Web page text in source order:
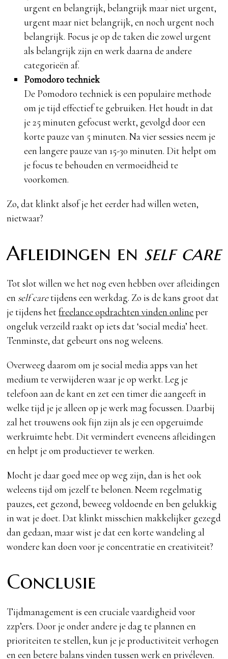
urgent en belangrijk, belangrijk maar niet urgent,
urgent maar niet belangrijk, en noch urgent noch
belangrijk. Focus je op de taken die zowel urgent
als belangrijk zijn en werk daarna de andere
categorieën af.
Pomodoro techniek
De Pomodoro techniek is een populaire methode
om je tijd effectief te gebruiken. Het houdt in dat
je 25 minuten gefocust werkt, gevolgd door een
korte pauze van 5 minuten. Na vier sessies neem je
een langere pauze van 15-30 minuten. Dit helpt om
je focus te behouden en vermoeidheid te
voorkomen.
Zo, dat klinkt alsof je het eerder had willen weten,
nietwaar?
Afleidingen en self care
Tot slot willen we het nog even hebben over afleidingen
en self caretijdens een werkdag. Zo is de kans groot dat
je tijdens hetfreelance opdrachten vinden onlineper
ongeluk verzeild raakt op iets dat ‘social media’ heet.
Tenminste, dat gebeurt ons nog weleens.
Overweeg daarom om je social media apps van het
medium te verwijderen waar je op werkt. Leg je
telefoon aan de kant en zet een timer die aangeeft in
welke tijd je je alleen op je werk mag focussen. Daarbij
zal het trouwens ook fijn zijn als je een opgeruimde
werkruimte hebt. Dit vermindert eveneens afleidingen
en helpt je om productiever te werken.
Mocht je daar goed mee op weg zijn, dan is het ook
weleens tijd om jezelf te belonen. Neem regelmatig
pauzes, eet gezond, beweeg voldoende en ben gelukkig
in wat je doet. Dat klinkt misschien makkelijker gezegd
dan gedaan, maar wist je dat een korte wandeling al
wondere kan doen voor je concentratie en creativiteit?
Conclusie
Tijdmanagement is een cruciale vaardigheid voor
zzp’ers. Door je onder andere je dag te plannen en
prioriteiten te stellen, kun je je productiviteit verhogen
en een betere balans vinden tussen werk en privéleven.